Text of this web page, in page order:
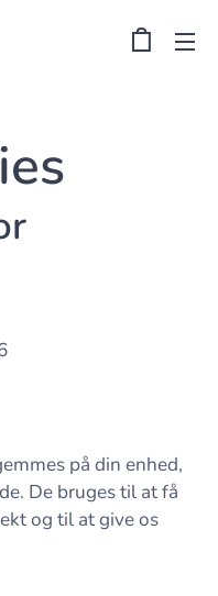
på din enhed,
De bruges til at få
og til at give os